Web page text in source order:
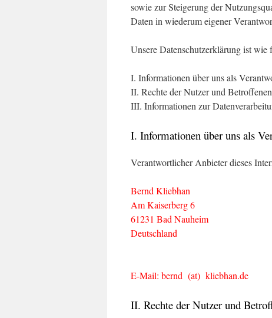
sowie zur Steigerung der
Daten in wiederum eigener
Unsere Datenschutzerklärung ist wie
I. Informationen über uns als
II. Rechte der Nutzer und Betroffenen
III. Informationen zur
I. Informationen über uns als
Verantwortlicher Anbieter dieses
Bernd Kliebhan
Am Kaiserberg 6
61231 Bad Nauheim
Deutschland
E-Mail: bernd (at) kliebhan.de
II. Rechte der Nutzer und